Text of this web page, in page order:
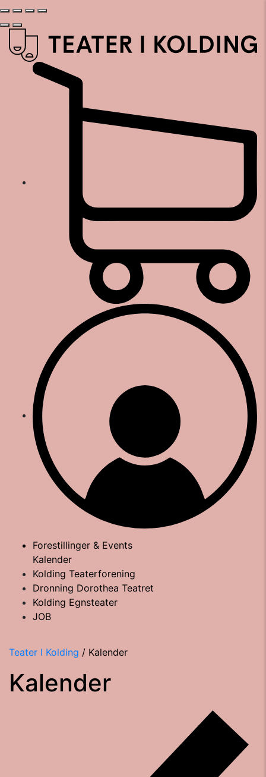
Forestillinger & Events
Kalender
Kolding Teaterforening
Dronning Dorothea Teatret
Kolding Egnsteater
JOB
Teater I Kolding / Kalender
Kalender